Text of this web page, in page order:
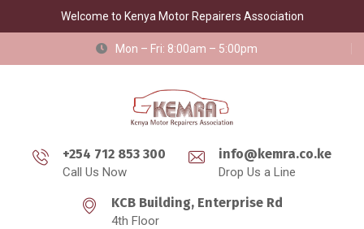
Welcome to Kenya Motor Repairers Association
Mon – Fri: 8:00am – 5:00pm
+254 712 853 300
Call Us Now
info@kemra.co.ke
Drop Us a Line
KCB Building, Enterprise Rd
4th Floor